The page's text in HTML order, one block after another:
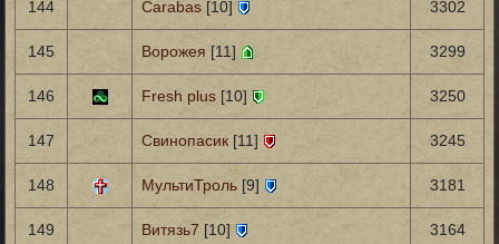
144 Carabas [10] 3302
145 Ворожея [11] 3299
146 Fresh plus [10] 3250
147 Свинопасик [11] 3245
148 МультиТроль [9] 3181
149 Витязь7 [10] 3164